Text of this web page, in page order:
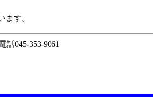
す。
電話045-353-9061